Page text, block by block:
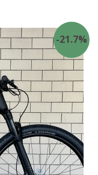
-21.7%